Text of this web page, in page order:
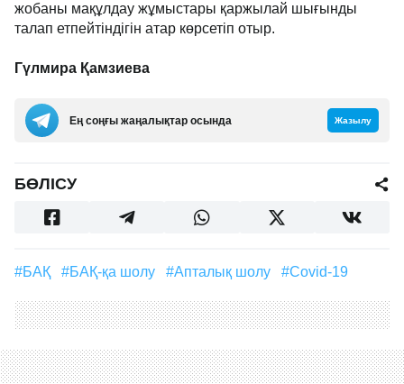
жобаны мақұлдау жұмыстары қаржылай шығынды
талап етпейтіндігін атар көрсетіп отыр.
Гүлмира Қамзиева
Ең соңғы жаңалықтар осында Жазылу
БӨЛІСУ
#БАҚ #БАҚ-қа шолу #апталық шолу #Covid-19